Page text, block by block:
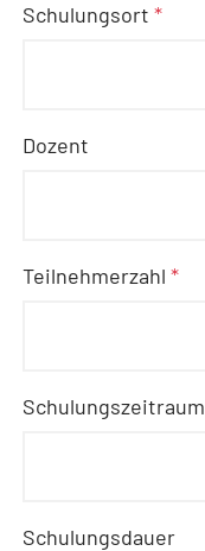
Schulungsort*
Dozent
Teilnehmerzahl*
Schulungszeitraum
Schulungsdauer